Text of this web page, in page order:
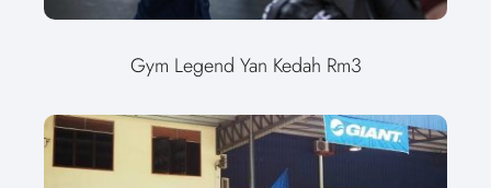
Gym Legend Yan Kedah Rm3